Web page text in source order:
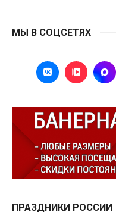
МЫ В СОЦСЕТЯХ
ПРАЗДНИКИ РОССИИ